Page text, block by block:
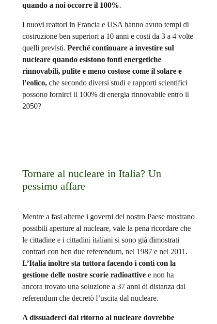
quando a noi occorre il 100%.
I nuovi reattori in Francia e USA hanno avuto tempi di
costruzione ben superiori a 10 anni e costi da 3 a 4 volte
quelli previsti. Perché continuare a investire sul
nucleare quando esistono fonti energetiche
rinnovabili, pulite e meno costose come il solare e
l’eolico, che secondo diversi studi e rapporti scientifici
possono fornirci il 100% di energia rinnovabile entro il
2050?
Tornare al nucleare in Italia? Un
pessimo affare
Mentre a fasi alterne i governi del nostro Paese mostrano
possibili aperture al nucleare, vale la pena ricordare che
le cittadine e i cittadini italiani si sono già dimostrati
contrari con ben due referendum, nel 1987 e nel 2011.
L’Italia inoltre sta tuttora facendo i conti con la
gestione delle nostre scorie radioattivee non ha
ancora trovato una soluzione a 37 anni di distanza dal
referendum che decretò l’uscita dal nucleare.
A dissuaderci dal ritorno al nucleare dovrebbe